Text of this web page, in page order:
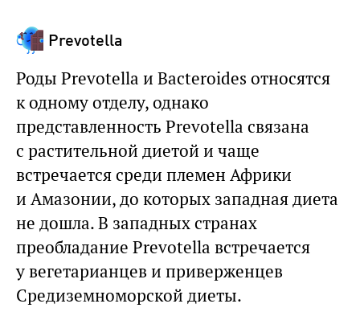
Prevotella
Роды Prevotella и Bacteroides относятся
к одному отделу, однако
представленность Prevotella связана
с растительной диетой и чаще
встречается среди племен Африки
и Амазонии, до которых западная диета
не дошла. В западных странах
преобладание Prevotella встречается
у вегетарианцев и приверженцев
Средиземноморской диеты.